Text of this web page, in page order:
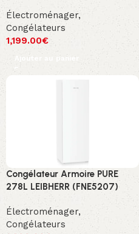
Électroménager,
Congélateurs
1,199.00€
Ajouter au panier
Congélateur Armoire PURE
278L LEIBHERR (FNE5207)
Électroménager,
Congélateurs